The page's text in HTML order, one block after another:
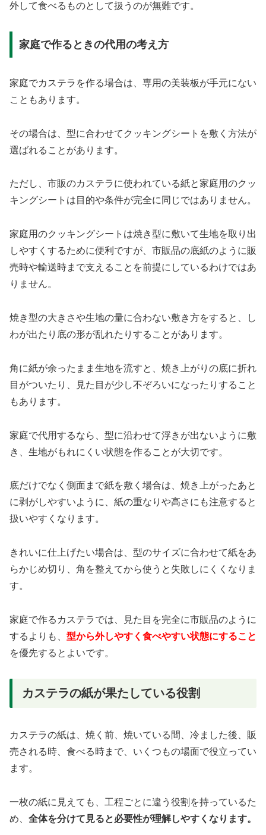
外して食べるものとして扱うのが無難です。
家庭で作るときの代用の考え方
家庭でカステラを作る場合は、専用の美装板が手元にない
こともあります。
その場合は、型に合わせてクッキングシートを敷く方法が
選ばれることがあります。
ただし、市販のカステラに使われている紙と家庭用のクッ
キングシートは目的や条件が完全に同じではありません。
家庭用のクッキングシートは焼き型に敷いて生地を取り出
しやすくするために便利ですが、市販品の底紙のように販
売時や輸送時まで支えることを前提にしているわけではあ
りません。
焼き型の大きさや生地の量に合わない敷き方をすると、し
わが出たり底の形が乱れたりすることがあります。
角に紙が余ったまま生地を流すと、焼き上がりの底に折れ
目がついたり、見た目が少し不ぞろいになったりすること
もあります。
家庭で代用するなら、型に沿わせて浮きが出ないように敷
き、生地がもれにくい状態を作ることが大切です。
底だけでなく側面まで紙を敷く場合は、焼き上がったあと
に剥がしやすいように、紙の重なりや高さにも注意すると
扱いやすくなります。
きれいに仕上げたい場合は、型のサイズに合わせて紙をあ
らかじめ切り、角を整えてから使うと失敗しにくくなりま
す。
家庭で作るカステラでは、見た目を完全に市販品のように
するよりも、 型から外しやすく食べやすい状態にすること
を優先するとよいです。
カステラの紙が果たしている役割
カステラの紙は、焼く前、焼いている間、冷ました後、販
売される時、食べる時まで、いくつもの場面で役立ってい
ます。
一枚の紙に見えても、工程ごとに違う役割を持っているた
め、 全体を分けて見ると必要性が理解しやすくなります。